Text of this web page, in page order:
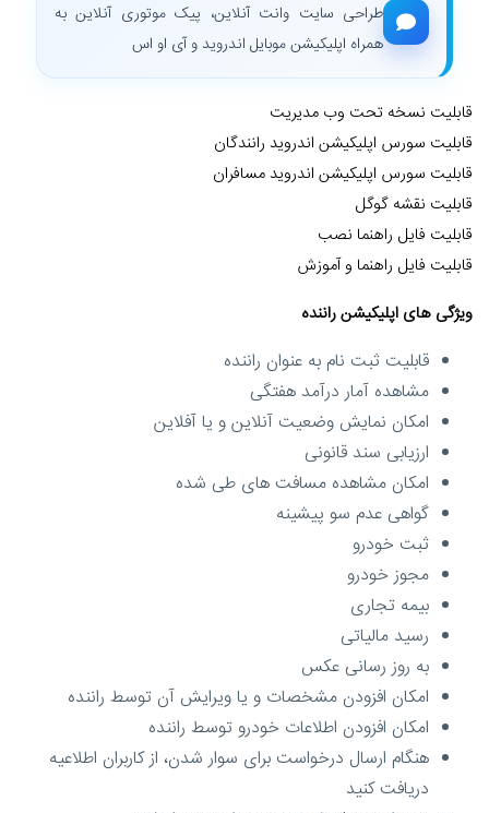
طراحی سایت وانت آنلاین، پیک موتوری آنلاین به
همراه اپلیکیشن موبایل اندروید و آی او اس
قابلیت نسخه تحت وب مدیریت
قابلیت سورس اپلیکیشن اندروید رانندگان
قابلیت سورس اپلیکیشن اندروید مسافران
قابلیت نقشه گوگل
قابلیت فایل راهنما نصب
قابلیت فایل راهنما و آموزش
ویژگی های اپلیکیشن راننده
قابلیت ثبت نام به عنوان راننده
مشاهده آمار درآمد هفتگی
امکان نمایش وضعیت آنلاین و یا آفلاین
ارزیابی سند قانونی
امکان مشاهده مسافت های طی شده
گواهی عدم سو پیشینه
ثبت خودرو
مجوز خودرو
بیمه تجاری
رسید مالیاتی
به روز رسانی عکس
امکان افزودن مشخصات و یا ویرایش آن توسط راننده
امکان افزودن اطلاعات خودرو توسط راننده
هنگام ارسال درخواست برای سوار شدن، از کاربران اطلاعیه
دریافت کنید